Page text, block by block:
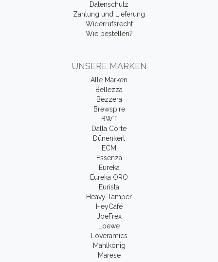
Datenschutz
Zahlung und Lieferung
Widerrufsrecht
Wie bestellen?
UNSERE MARKEN
Alle Marken
Bellezza
Bezzera
Brewspire
BWT
Dalla Corte
Dünenkerl
ECM
Essenza
Eureka
Eureka ORO
Eurista
Heavy Tamper
HeyCafé
JoeFrex
Loewe
Loveramics
Mahlkönig
Marese